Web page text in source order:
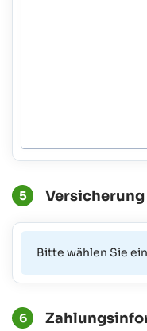
5
Bitte wählen Sie
6